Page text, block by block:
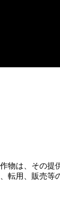
は、その提
転用、販売等